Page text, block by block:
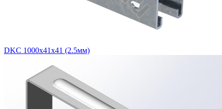
DKC 1000х41х41 (2.5мм)